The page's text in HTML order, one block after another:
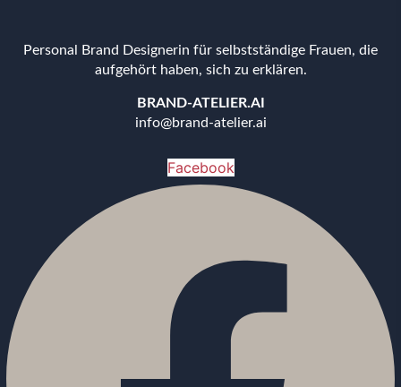
Personal Brand Designerin für selbstständige Frauen, die
aufgehört haben, sich zu erklären.
BRAND-ATELIER.AI
info@brand-atelier.ai
Facebook